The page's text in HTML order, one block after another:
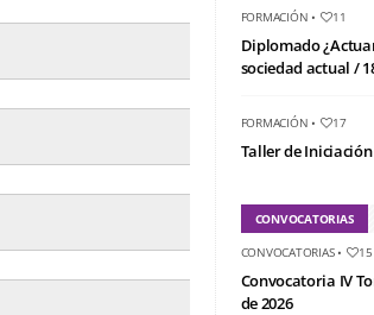
FORMACIÓN • 11
Diplomado
sociedad actual /
FORMACIÓN • 17
Taller de
CONVOCATORIAS
CONVOCATORIAS• 15
Convocatoria IV
de 2026